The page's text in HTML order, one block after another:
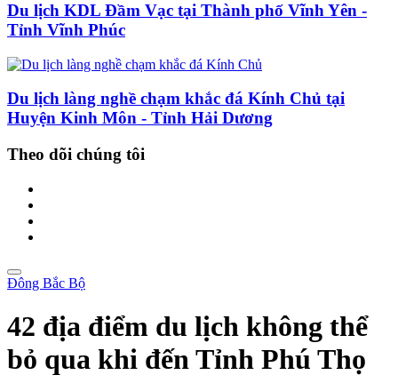
Du lịch KDL Đầm Vạc tại Thành phố Vĩnh Yên -
Tỉnh Vĩnh Phúc
Du lịch làng nghề chạm khắc đá Kính Chủ tại
Huyện Kinh Môn - Tỉnh Hải Dương
Theo dõi chúng tôi
Đông Bắc Bộ
42 địa điểm du lịch không thể
bỏ qua khi đến Tỉnh Phú Thọ